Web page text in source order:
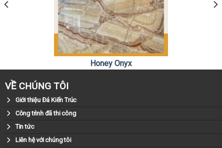
Honey Onyx
Liên hệ: 0981.79.79.79
VỀ CHÚNG TÔI
Giới thiệu Đá Kiến Trúc
Công trình đã thi công
Tin tức
Liên hệ với chúng tôi